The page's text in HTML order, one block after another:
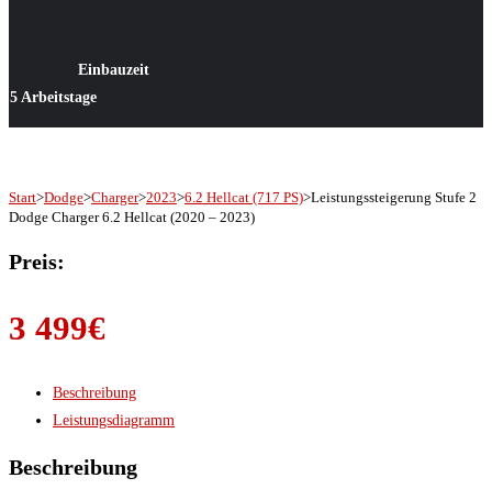
Einbauzeit
5 Arbeitstage
Start>Dodge>Charger>2023>6.2 Hellcat (717 PS)>Leistungssteigerung Stufe 2
Dodge Charger 6.2 Hellcat (2020 – 2023)
Preis:
3 499€
Beschreibung
Leistungsdiagramm
Beschreibung